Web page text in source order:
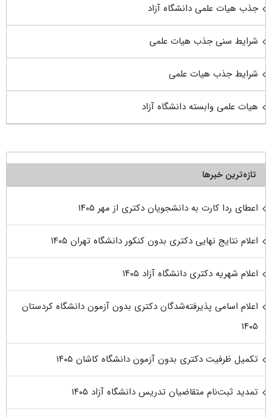
جذب هیات علمی دانشگاه آزاد
شرایط سنی جذب هیات علمی
شرایط جذب هیات علمی
هیات علمی وابسته دانشگاه آزاد
تازه‌ترین خبرها
اعطای ردا کارت به دانشجویان دکتری از مهر ۱۴۰۵
اعلام نتایج نهایی دکتری بدون کنکور دانشگاه تهران ۱۴۰۵
اعلام شهریه دکتری دانشگاه آزاد ۱۴۰۵
اعلام اسامی پذیرفته‌شدگان دکتری بدون آزمون دانشگاه کردستان
۱۴۰۵
تکمیل ظرفیت دکتری بدون آزمون دانشگاه کاشان ۱۴۰۵
تمدید ثبت‌نام متقاضیان تدریس دانشگاه آزاد ۱۴۰۵